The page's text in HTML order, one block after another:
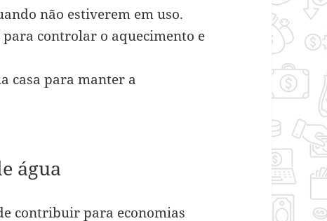
não estiverem em uso.
controlar o aquecimento e
casa para manter a
água
contribuir para economias